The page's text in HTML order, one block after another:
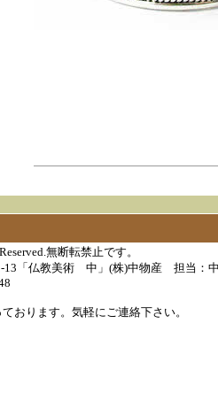
無断転禁止です。
13「仏教美術 中」(株)中物産 担当：
おります。気軽にご連絡下さい。